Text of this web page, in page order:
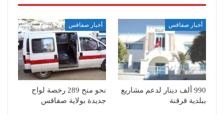
أخبار صفاقس
990 ألف دينار لدعم مشاريع
ببلدية قرقنة
أخبار صفاقس
نحو منح 289 رخصة لواج
جديدة بولاية صفاقس